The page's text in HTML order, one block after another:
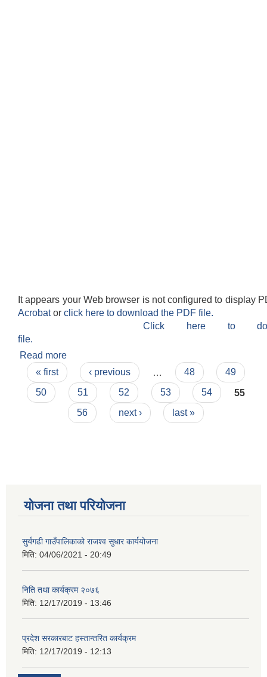
It appears your Web browser is not configured to display
Acrobator click here to download the PDF file.
Click here to
file.
Read more
सहायक)
Pages
« first ‹ previous 48
49
50
51 52 53 54
55
56
next › last »
योजना तथा परियोजना
सुर्यगढी गाउँपालिकाको राजश्व सुधार कार्ययोजना
मिति: 04/06/2021 - 20:49
निति तथा कार्यक्रम २०७६
मिति: 12/17/2019 - 13:46
प्रदेश सरकारबाट हस्तान्तरित कार्यक्रम
मिति: 12/17/2019 - 12:13